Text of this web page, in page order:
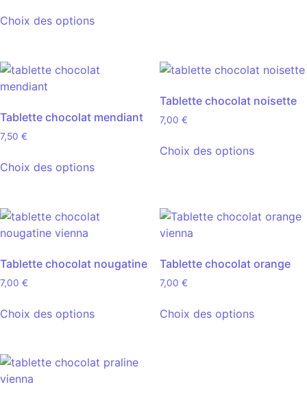
Choix des options
Tablette chocolat mendiant
7,50 €
Choix des options
Tablette chocolat noisette
7,00 €
Choix des options
Tablette chocolat nougatine
7,00 €
Choix des options
Tablette chocolat orange
7,00 €
Choix des options